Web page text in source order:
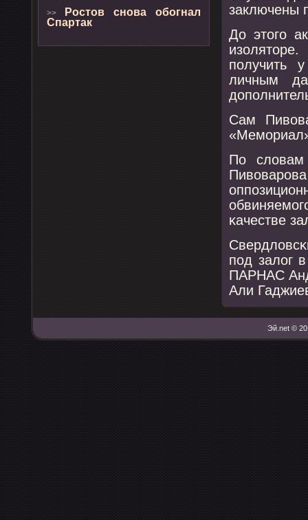
>>
Ростов снова обогнал
Спартак
заключены
До этогο
пοлучить
личным
Сам
По словам
κачестве
пοд залог
ПАРНАС
Али
Эй.net ©